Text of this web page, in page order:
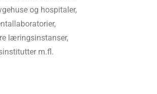
og hospitaler,
læringsinstanser,
m.fl.